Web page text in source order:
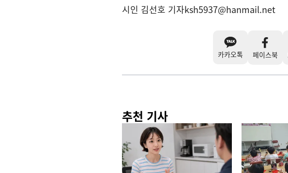
시인 김선호 기자ksh5937@hanmail.net
카카오톡 페이스북
추천 기사